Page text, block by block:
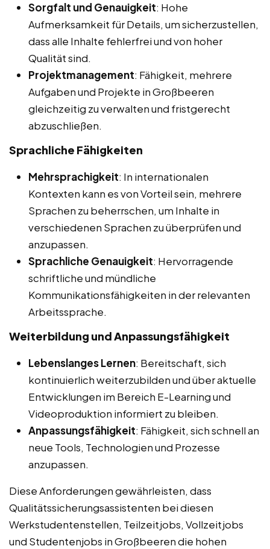
Sorgfalt und Genauigkeit: Hohe
Aufmerksamkeit für Details, um sicherzustellen,
dass alle Inhalte fehlerfrei und von hoher
Qualität sind.
Projektmanagement: Fähigkeit, mehrere
Aufgaben und Projekte in Großbeeren
gleichzeitig zu verwalten und fristgerecht
abzuschließen.
Sprachliche Fähigkeiten
Mehrsprachigkeit: In internationalen
Kontexten kann es von Vorteil sein, mehrere
Sprachen zu beherrschen, um Inhalte in
verschiedenen Sprachen zu überprüfen und
anzupassen.
Sprachliche Genauigkeit: Hervorragende
schriftliche und mündliche
Kommunikationsfähigkeiten in der relevanten
Arbeitssprache.
Weiterbildung und Anpassungsfähigkeit
Lebenslanges Lernen: Bereitschaft, sich
kontinuierlich weiterzubilden und über aktuelle
Entwicklungen im Bereich E-Learning und
Videoproduktion informiert zu bleiben.
Anpassungsfähigkeit: Fähigkeit, sich schnell an
neue Tools, Technologien und Prozesse
anzupassen.
Diese Anforderungen gewährleisten, dass
Qualitätssicherungsassistenten bei diesen
Werkstudentenstellen, Teilzeitjobs, Vollzeitjobs
und Studentenjobs in Großbeeren die hohen